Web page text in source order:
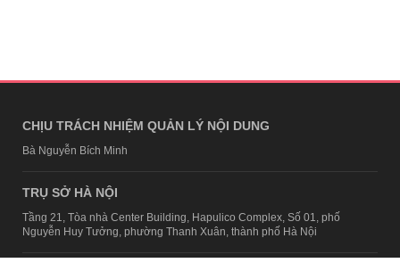
CHỊU TRÁCH NHIỆM QUẢN LÝ NỘI DUNG
Bà Nguyễn Bích Minh
TRỤ SỞ HÀ NỘI
Tầng 21, Tòa nhà Center Building, Hapulico Complex, Số 01, phố
Nguyễn Huy Tưởng, phường Thanh Xuân, thành phố Hà Nội